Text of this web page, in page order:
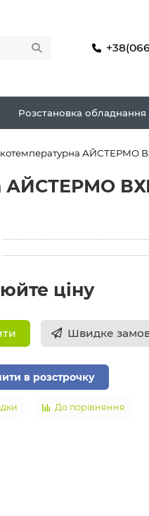
Розстановка обладнання
АЙСТЕРМО
АЙСТЕРМО
ціну
Швидке
в розстрочку
До порівняння